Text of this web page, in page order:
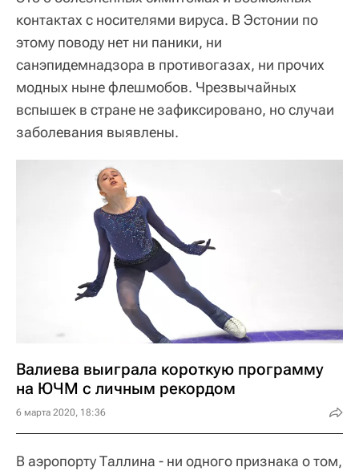
контактах с носителями вируса. В Эстонии по
этому поводу нет ни паники, ни
санэпидемнадзора в противогазах, ни прочих
модных ныне флешмобов. Чрезвычайных
вспышек в стране не зафиксировано, но случаи
заболевания выявлены.
Валиева выиграла короткую программу
на ЮЧМ с личным рекордом
6 марта 2020, 18:36
В аэропорту Таллина - ни одного признака о том,